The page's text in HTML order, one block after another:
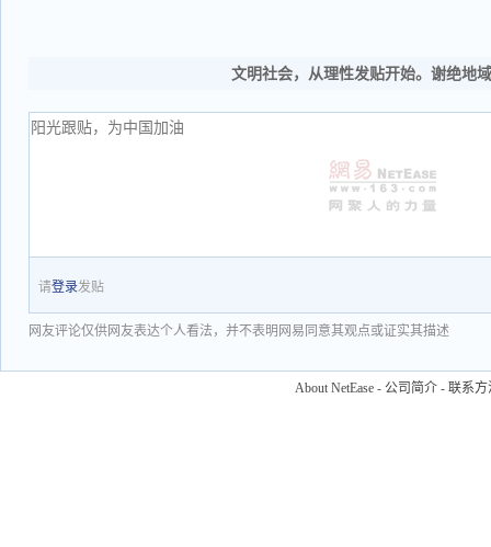
文明社会，从理性发贴开始。谢绝地
请登录发贴
网友评论仅供网友表达个人看法，并不表明网易同意其观点或证实其描述
About NetEase - 公司简介 - 联系方